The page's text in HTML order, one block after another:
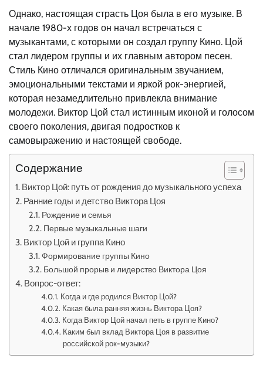
Однако, настоящая страсть Цоя была в его музыке. В
начале 1980-х годов он начал встречаться с
музыкантами, с которыми он создал группу Кино. Цой
стал лидером группы и их главным автором песен.
Стиль Кино отличался оригинальным звучанием,
эмоциональными текстами и яркой рок-энергией,
которая незамедлительно привлекла внимание
молодежи. Виктор Цой стал истинным иконой и голосом
своего поколения, двигая подростков к
самовыражению и настоящей свободе.
Содержание
Виктор Цой: путь от рождения до музыкального успеха
Ранние годы и детство Виктора Цоя
Рождение и семья
Первые музыкальные шаги
Виктор Цой и группа Кино
Формирование группы Кино
Большой прорыв и лидерство Виктора Цоя
Вопрос-ответ:
Когда и где родился Виктор Цой?
Какая была ранняя жизнь Виктора Цоя?
Когда Виктор Цой начал петь в группе Кино?
Каким был вклад Виктора Цоя в развитие
российской рок-музыки?